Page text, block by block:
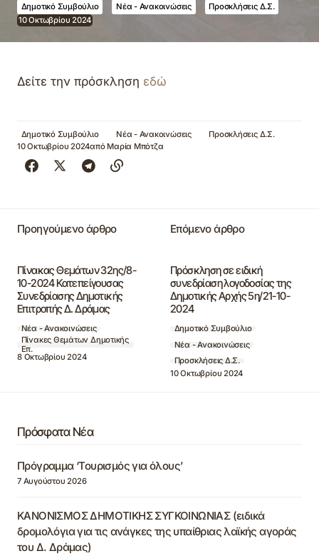
Δημοτικό Συμβούλιο Νέα - Ανακοινώσεις
Προσκλήσεις Δ.Σ.
10 Οκτωβρίου 2024
Δείτε την πρόσκληση εδώ
Δημοτικό Συμβούλιο Νέα - Ανακοινώσεις
Προσκλήσεις Δ.Σ.
10 Οκτωβρίου 2024από Μαρία Μπότζα
Προηγούμενο άρθρο
Πίνακας Θεμάτων 32ης/8-
10-2024 Κατεπείγουσας
Συνεδρίασης Δημοτικής
Επιτροπής Δ. Δράμας
Νέα - Ανακοινώσεις
Πίνακες Θεμάτων Δημοτικής
Επ.
8 Οκτωβρίου 2024
Επόμενο άρθρο
Πρόσκληση σε ειδική
συνεδρίαση λογοδοσίας της
Δημοτικής Αρχής 5η/21-10-
2024
Δημοτικό Συμβούλιο
Νέα - Ανακοινώσεις
Προσκλήσεις Δ.Σ.
10 Οκτωβρίου 2024
Πρόσφατα Νέα
Πρόγραμμα ‘Τουρισμός για όλους’
7 Αυγούστου 2026
ΚΑΝΟΝΙΣΜΟΣ ΔΗΜΟΤΙΚΗΣ ΣΥΓΚΟΙΝΩΝΙΑΣ (ειδικά
δρομολόγια για τις ανάγκες της υπαίθριας λαϊκής αγοράς
του Δ. Δράμας)